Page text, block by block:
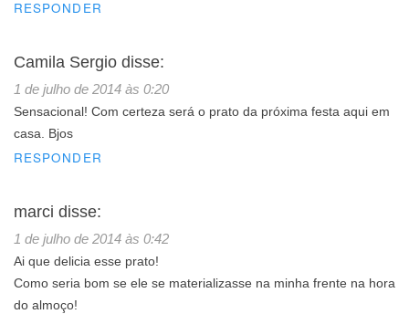
RESPONDER
Camila Sergio disse:
1 de julho de 2014 às 0:20
Sensacional! Com certeza será o prato da próxima festa aqui em
casa. Bjos
RESPONDER
marci disse:
1 de julho de 2014 às 0:42
Ai que delicia esse prato!
Como seria bom se ele se materializasse na minha frente na hora
do almoço!